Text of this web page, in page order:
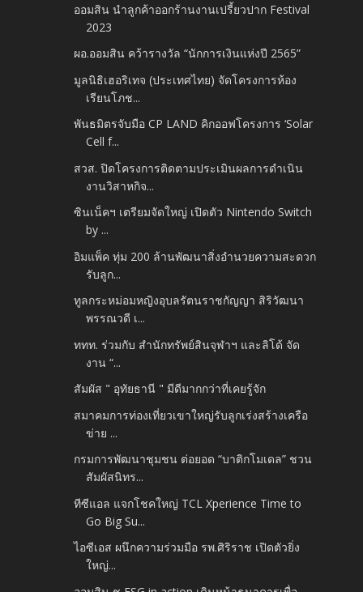
ออมสิน นำลูกค้าออกร้านงานเปรี้ยวปาก Festival
2023
ผอ.ออมสิน คว้ารางวัล “นักการเงินแห่งปี 2565”
มูลนิธิเฮอริเทจ (ประเทศไทย) จัดโครงการห้อง
เรียนโภช...
พันธมิตรจับมือ CP LAND คิกออฟโครงการ ‘Solar
Cell f...
สวส. ปิดโครงการติดตามประเมินผลการดำเนิน
งานวิสาหกิจ...
ซินเน็คฯ เตรียมจัดใหญ่ เปิดตัว Nintendo Switch
by ...
อิมแพ็ค ทุ่ม 200 ล้านพัฒนาสิ่งอำนวยความสะดวก
รับลูก...
ทูลกระหม่อมหญิงอุบลรัตนราชกัญญา สิริวัฒนา
พรรณวดี เ...
ททท. ร่วมกับ สำนักทรัพย์สินจุฬาฯ และลิโด้ จัด
งาน “...
สัมผัส " อุทัยธานี " มีดีมากกว่าที่เคยรู้จัก
สมาคมการท่องเที่ยวเขาใหญ่รับลูกเร่งสร้างเครือ
ข่าย ...
กรมการพัฒนาชุมชน ต่อยอด “บาติกโมเดล” ชวน
สัมผัสนิทร...
ทีซีแอล แจกโชคใหญ่ TCL Xperience Time to
Go Big Su...
ไอซีเอส ผนึกความร่วมมือ รพ.ศิริราช เปิดตัวยิ่ง
ใหญ่...